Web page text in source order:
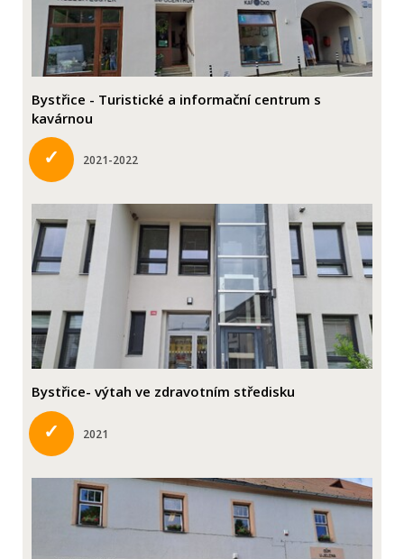
Bystřice - Turistické a informační centrum s
kavárnou
✓ 2021-2022
Bystřice- výtah ve zdravotním středisku
✓ 2021